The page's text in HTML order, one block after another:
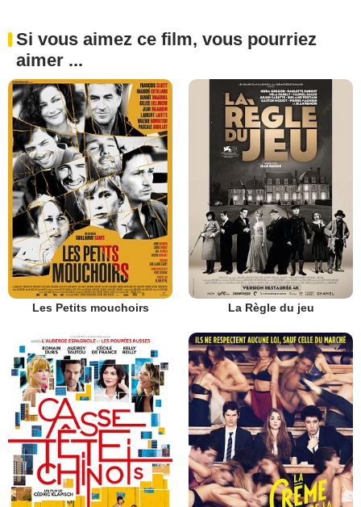
Si vous aimez ce film, vous pourriez
aimer ...
Les Petits mouchoirs La Règle du jeu